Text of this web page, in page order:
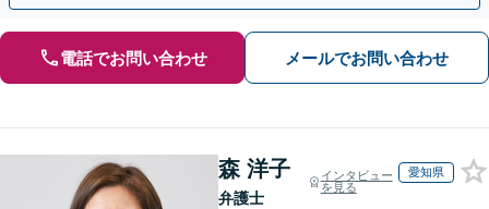
電話でお問い合わせ メールでお問い合わせ
森 洋子
弁護士
インタビュー
を見る
愛知県